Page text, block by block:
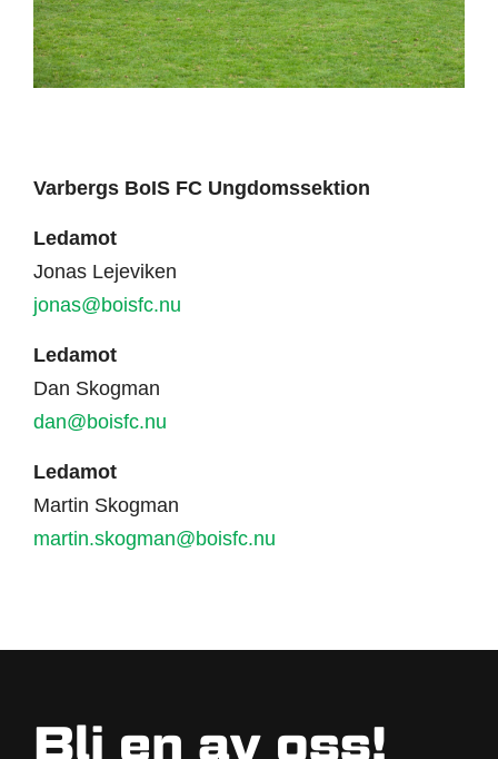
Varbergs BoIS FC Ungdomssektion
Ledamot
Jonas Lejeviken
jonas@boisfc.nu
Ledamot
Dan Skogman
dan@boisfc.nu
Ledamot
Martin Skogman
martin.skogman@boisfc.nu
Bli en av oss!